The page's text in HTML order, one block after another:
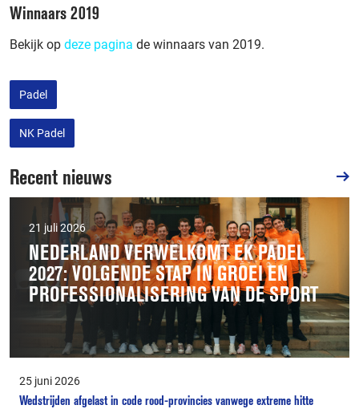
Winnaars 2019
Bekijk op deze pagina de winnaars van 2019.
Padel
NK Padel
Recent nieuws
21 juli 2026
NEDERLAND VERWELKOMT EK PADEL
2027: VOLGENDE STAP IN GROEI EN
PROFESSIONALISERING VAN DE SPORT
25 juni 2026
Wedstrijden afgelast in code rood-provincies vanwege extreme hitte